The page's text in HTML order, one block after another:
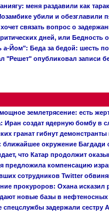
меня раздавили как
убили и обезглавили
связать вопрос о
дней, или Бедность
а-Йом": Беда за бедой: шесть
"Решет" опубликовал записи
землетрясение: есть
Иран создат ядерную бомбу в
гранат гибнут демонстранты
ближайшее окружение Багдади
что Катар продолжит
предложила компенсацию
сотрудников Twitter
прокуроров: Охана исказил
новые базы в нефтеносных
спецслужбы задержали сестру